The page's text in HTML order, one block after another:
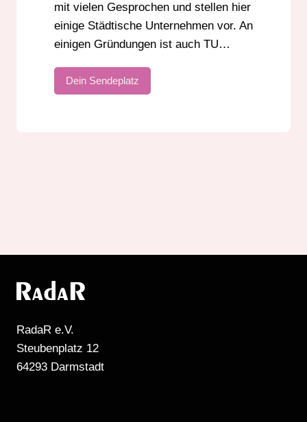
mit vielen Gesprochen und stellen hier
einige Städtische Unternehmen vor. An
einigen Gründungen ist auch TU…
Dein Sendeplatz
RadaR e.V.
Steubenplatz 12
64293 Darmstadt